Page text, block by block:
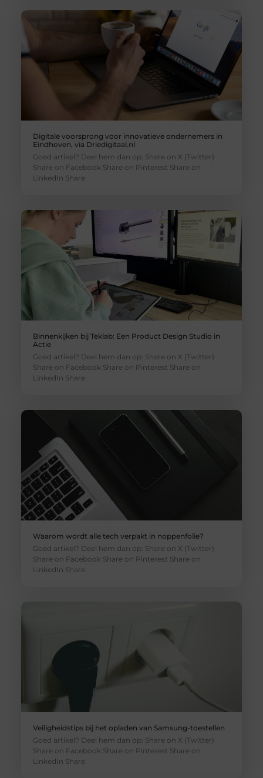
Digitale voorsprong voor innovatieve ondernemers in
Eindhoven, via Driedigitaal.nl
Goed artikel? Deel hem dan op: Share on X (Twitter)
Share on Facebook Share on Pinterest Share on
LinkedIn Share
Binnenkijken bij Teklab: Een Product Design Studio in
Actie
Goed artikel? Deel hem dan op: Share on X (Twitter)
Share on Facebook Share on Pinterest Share on
LinkedIn Share
Waarom wordt alle tech verpakt in noppenfolie?
Goed artikel? Deel hem dan op: Share on X (Twitter)
Share on Facebook Share on Pinterest Share on
LinkedIn Share
Veiligheidstips bij het opladen van Samsung-toestellen
Goed artikel? Deel hem dan op: Share on X (Twitter)
Share on Facebook Share on Pinterest Share on
LinkedIn Share